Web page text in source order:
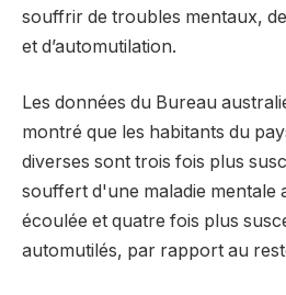
souffrir de troubles mentaux,
et d’automutilation.
Les données du Bureau
montré que les habitants du
diverses sont trois fois plus
souffert d'une maladie mentale
écoulée et quatre fois plus
automutilés, par rapport au